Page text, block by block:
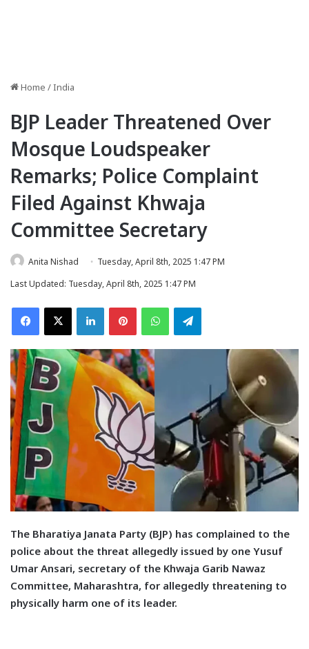
Home /India
BJP Leader Threatened Over
Mosque Loudspeaker
Remarks; Police Complaint
Filed Against Khwaja
Committee Secretary
Anita Nishad
Tuesday, April 8th, 2025 1:47 PM
Last Updated: Tuesday, April 8th, 2025 1:47 PM
Facebook
X LinkedInPinterestWhatsAppTelegram
The Bharatiya Janata Party (BJP) has complained to the
police about the threat allegedly issued by one Yusuf
Umar Ansari, secretary of the Khwaja Garib Nawaz
Committee, Maharashtra, for allegedly threatening to
physically harm one of its leader.